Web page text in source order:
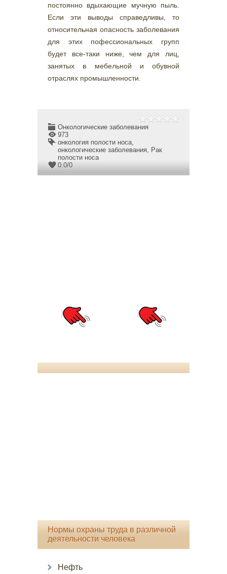
постоянно вдыхающие мучную пыль.
Если эти выводы справедливы, то
относительная опасность заболевания
для этих пофессиональных групп
будет все-таки ниже, чем для лиц,
занятых в мебельной и обувной
отраслях промышленности.
Онкологические заболевания
973
онкология полости носа,
онкологические заболевания, Рак
полости носа
0.0/0
Нормы охраны труда в различной
деятельности человека
Нефть